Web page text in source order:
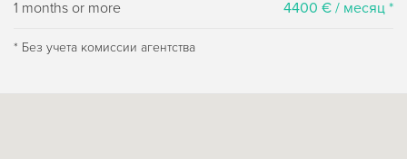
1 months or more 4400 € / месяц *
* Без учета комиссии агентства